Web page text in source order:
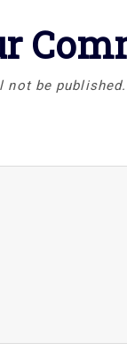
not be published.